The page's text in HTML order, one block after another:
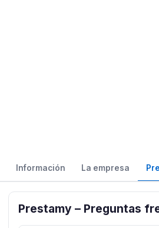
Información La empresa
Prestamy – Preguntas